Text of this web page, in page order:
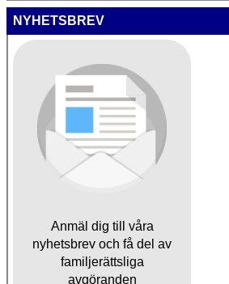
NYHETSBREV
Anmäl dig till våra
nyhetsbrev och få del av
familjerättsliga
avgöranden